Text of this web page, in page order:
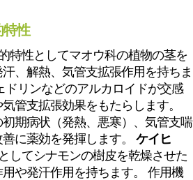
特性
特性としてマオウ科の植物の茎を
、解熱、気管支拡張作用を持ちま
ドリンなどのアルカロイドが交感
管支拡張効果をもたらします。
期病状（発熱、悪寒）、気管支喘
に薬効を発揮します。 ケイヒ
してシナモンの樹皮を乾燥させた
や発汗作用を持ちます。 作用機